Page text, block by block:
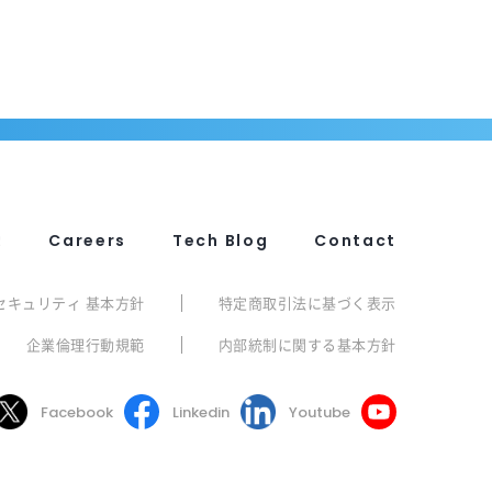
Careers Tech Blog Contact
キュリティ 基本方針
特定商取引法に基づく表示
企業倫理行動規範 内部統制に関する基本方針
Facebook Linkedin Youtube